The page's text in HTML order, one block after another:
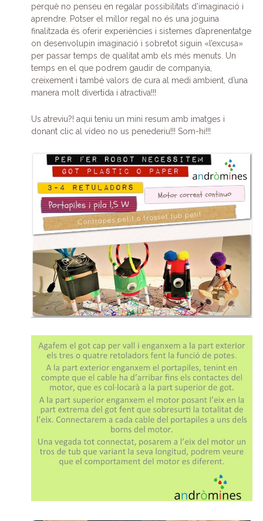
perquè no penseu en regalar possibilitats d’imaginació i
aprendre. Potser el millor regal no és una joguina
finalitzada és oferir experiències i sistemes d’aprenentatge
on desenvolupin imaginació i sobretot siguin «l’excusa»
per passar temps de qualitat amb els més menuts. Un
temps en el que podrem gaudir de companyia,
creixement i també valors de cura al medi ambient, d’una
manera molt divertida i atractiva!!!
Us atreviu?! aqui teniu un mini resum amb imatges i
donant clic al vídeo no us penederiu!!! Som-hi!!!